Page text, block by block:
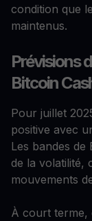
condition que
maintenus.
Prévisions
Bitcoin
Pour juillet
positive avec
Les bandes de
de la volatilité,
mouvements
À court terme,